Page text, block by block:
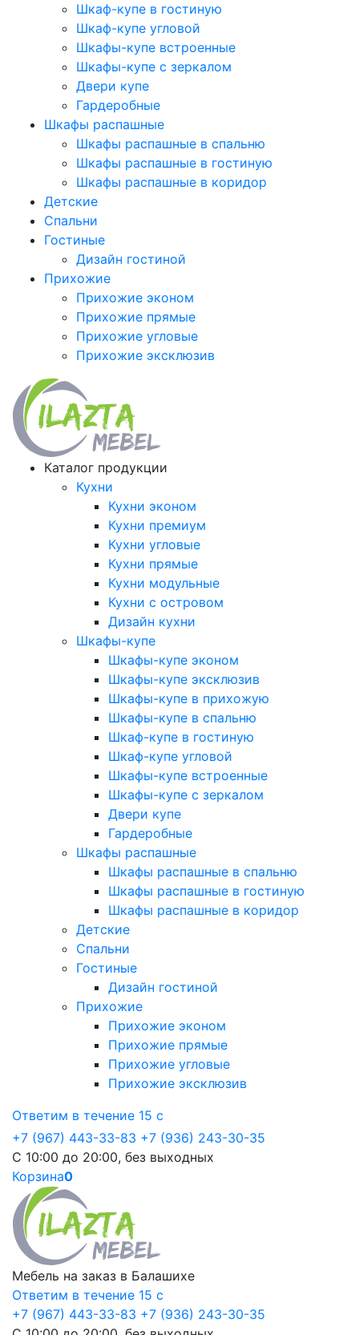
Шкаф-купе в гостиную
Шкаф-купе угловой
Шкафы-купе встроенные
Шкафы-купе с зеркалом
Двери купе
Гардеробные
Шкафы распашные
Шкафы распашные в спальню
Шкафы распашные в гостиную
Шкафы распашные в коридор
Детские
Спальни
Гостиные
Дизайн гостиной
Прихожие
Прихожие эконом
Прихожие прямые
Прихожие угловые
Прихожие эксклюзив
Каталог продукции
Кухни
Кухни эконом
Кухни премиум
Кухни угловые
Кухни прямые
Кухни модульные
Кухни с островом
Дизайн кухни
Шкафы-купе
Шкафы-купе эконом
Шкафы-купе эксклюзив
Шкафы-купе в прихожую
Шкафы-купе в спальню
Шкаф-купе в гостиную
Шкаф-купе угловой
Шкафы-купе встроенные
Шкафы-купе с зеркалом
Двери купе
Гардеробные
Шкафы распашные
Шкафы распашные в спальню
Шкафы распашные в гостиную
Шкафы распашные в коридор
Детские
Спальни
Гостиные
Дизайн гостиной
Прихожие
Прихожие эконом
Прихожие прямые
Прихожие угловые
Прихожие эксклюзив
Ответим в течение 15 с
+7 (967) 443-33-83 +7 (936) 243-30-35
С 10:00 до 20:00, без выходных
Корзина0
Мебель на заказ в Балашихе
Ответим в течение 15 с
+7 (967) 443-33-83 +7 (936) 243-30-35